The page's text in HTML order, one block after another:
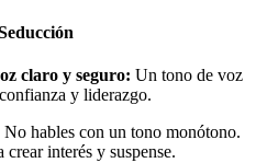
claro y seguro: Un tono de voz
y liderazgo.
No hables con un tono monótono.
interés y suspense.